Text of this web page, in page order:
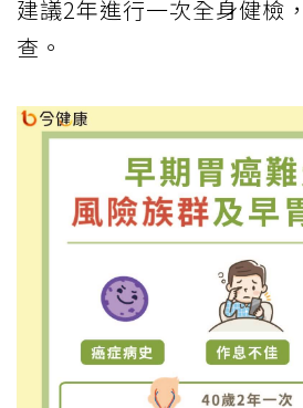
建議2年進行一次全身健檢
查。